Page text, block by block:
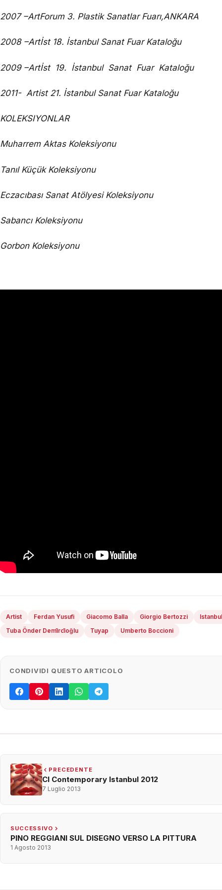
2007 –ArtForum 3. Plastik Sanatlar Fuarı,ANKARA
2008 –Artİst 18. İstanbul Sanat Fuar Kataloğu
2009 –Artİst 19. İstanbul Sanat Fuar Kataloğu
2011- Artist 21. İstanbul Sanat Fuar Kataloğu
KOLEKSIYONLAR
Muharrem Aktas Koleksiyonu
Tanıl Küçük Koleksiyonu
Eczacıbası Sanat Atölyesi Koleksiyonu
Sabancı Koleksiyonu
Gorbon Koleksiyonu
Artist Ferdan Yusufi Giacomo Balla Giorgio Bertozzi
Istanbul
Tuba Önder Demi̇rci̇oğlu
Tuyap Umberto Boccioni
CONDIVIDI QUESTO ARTICOLO
PRECEDENTE
CI Contemporary Istanbul 2012
7 Luglio 2013
SUCCESSIVO
PINO REGGIANI SUL DISEGNO VERSO LA PITTURA
1 Agosto 2013